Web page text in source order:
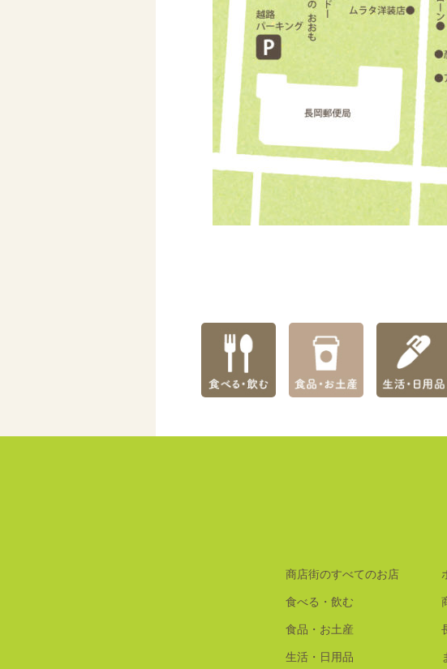
商店街のすべてのお店
食べる・飲む
食品・お土産
生活・日用品